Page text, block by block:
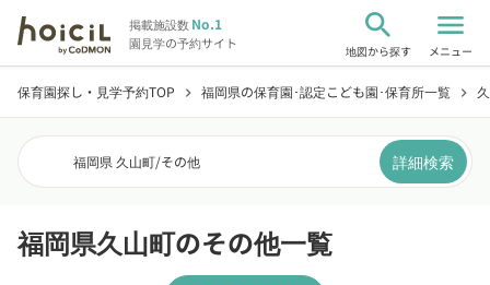
掲載施設数No.1
園見学の予約サイト
search
地図から探す
menu
メニュー
保育園探し・見学予約TOP chevron_right 福岡県の保育園･認定こども園･保育所一覧 chevron_right
福岡県 久山町/その他 詳細検索
福岡県久山町のその他一覧